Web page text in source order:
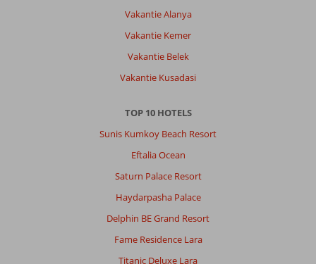
Vakantie Alanya
Vakantie Kemer
Vakantie Belek
Vakantie Kusadasi
TOP 10 HOTELS
Sunis Kumkoy Beach Resort
Eftalia Ocean
Saturn Palace Resort
Haydarpasha Palace
Delphin BE Grand Resort
Fame Residence Lara
Titanic Deluxe Lara